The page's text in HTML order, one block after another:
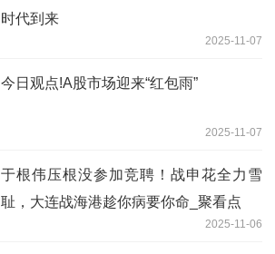
时代到来
2025-11-07
今日观点!A股市场迎来“红包雨”
2025-11-07
于根伟压根没参加竞聘！战申花全力雪
耻，大连战海港趁你病要你命_聚看点
2025-11-06